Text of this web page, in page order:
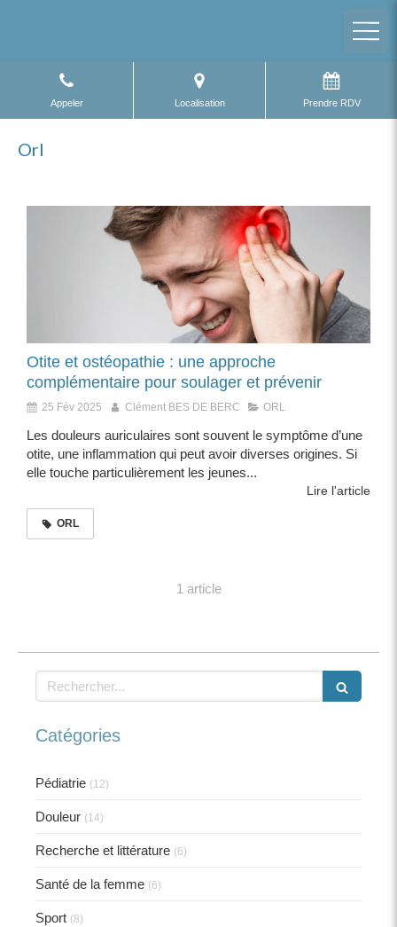
Appeler Localisation Prendre RDV
Orl
Otite et ostéopathie : une approche
complémentaire pour soulager et prévenir
25 Fév 2025 Clément BES DE BERC ORL
Les douleurs auriculaires sont souvent le symptôme d’une
otite, une inflammation qui peut avoir diverses origines. Si
elle touche particulièrement les jeunes...
Lire l'article
ORL
1 article
Rechercher
Catégories
Pédiatrie (12)
Douleur (14)
Recherche et littérature (6)
Santé de la femme (6)
Sport (8)